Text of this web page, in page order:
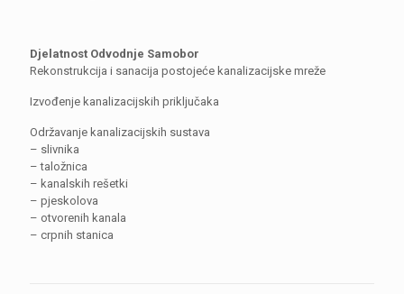
Djelatnost Odvodnje Samobor
Rekonstrukcija i sanacija postojeće kanalizacijske mreže
Izvođenje kanalizacijskih priključaka
Održavanje kanalizacijskih sustava
– slivnika
– taložnica
– kanalskih rešetki
– pjeskolova
– otvorenih kanala
– crpnih stanica